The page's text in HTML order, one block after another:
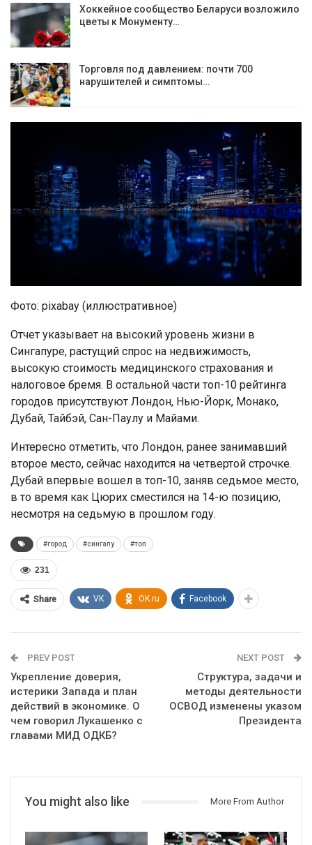
Хоккейное сообщество Беларуси возложило
цветы к Монументу…
Торговля под давлением: почти 700
нарушителей и симптомы…
Фото: pixabay (иллюстративное)
Отчет указывает на высокий уровень жизни в
Сингапуре, растущий спрос на недвижимость,
высокую стоимость медицинского страхования и
налоговое бремя. В остальной части топ-10 рейтинга
городов присутствуют Лондон, Нью-Йорк, Монако,
Дубай, Тайбэй, Сан-Паулу и Майами.
Интересно отметить, что Лондон, ранее занимавший
второе место, сейчас находится на четвертой строчке.
Дубай впервые вошел в топ-10, заняв седьмое место,
в то время как Цюрих сместился на 14-ю позицию,
несмотря на седьмую в прошлом году.
#город #сингапу #топ
231
Share VK OK.ru Facebook
PREV POST
Укрепление доверия,
истерики Запада и план
действий в экономике. О
чем говорил Лукашенко с
главами МИД ОДКБ?
NEXT POST
Структура, задачи и
методы деятельности
ОСВОД изменены указом
Президента
You might also like More From Author